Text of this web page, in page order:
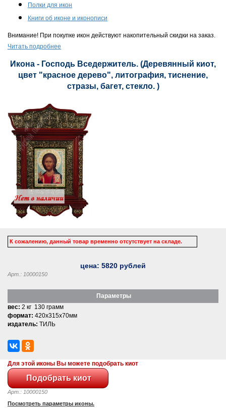
Полки для икон
Книги об иконе и иконописи
Внимание! При покупке икон действуют накопительный скидки на заказ.
Читать подробнее
Икона - Господь Вседержитель. (Деревянный киот,
цвет "красное дерево", литография, тиснение,
стразы, багет, стекло. )
К сожалению, данный товар временно отсутствует на складе.
цена: 5820 рублей
Арт.: 10000150
Параметры
вес: 2 кг 130 грамм
формат: 420x315x70мм
издатель: ТИЛЬ
Для этой иконы Вы можете подобрать киот
Арт.: 10000150
Посмотреть параметры иконы.